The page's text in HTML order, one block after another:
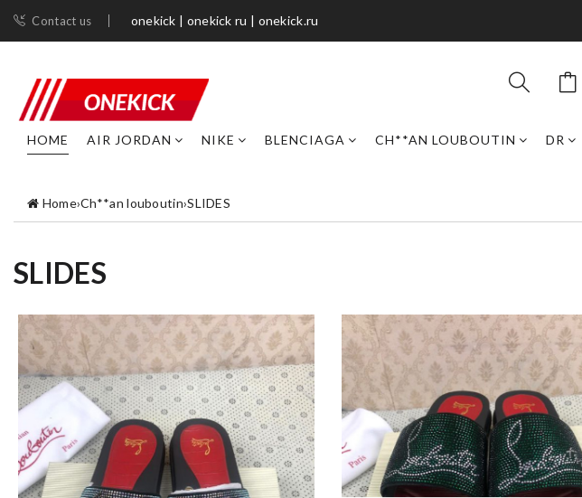
Contact us onekick | onekick ru | onekick.ru
HOME AIR JORDAN NIKE BLENCIAGA CH**AN LOUBOUTIN DR
Home›Ch**an louboutin›SLIDES
SLIDES